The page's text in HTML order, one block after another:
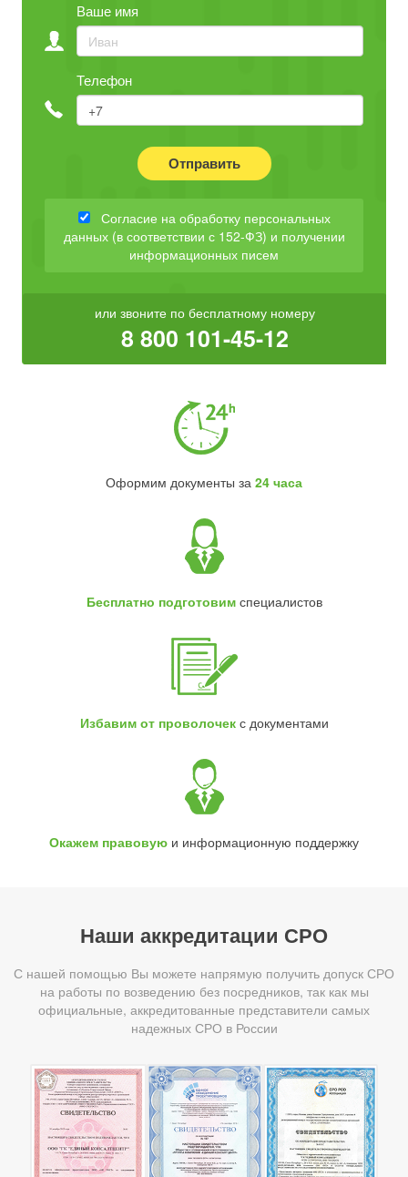
Ваше имя
Телефон
Отправить
Согласие на обработку персональных
данных (в соответствии с 152-ФЗ) и получении
информационных писем
или звоните по бесплатному номеру
8 800 101-45-12
Оформим документы за 24 часа
Бесплатно подготовимспециалистов
Избавим от проволочекс документами
Окажем правовую и информационную поддержку
Наши аккредитации СРО
С нашей помощью Вы можете напрямую получить допуск СРО
на работы по возведению без посредников, так как мы
официальные, аккредитованные представители самых
надежных СРО в России